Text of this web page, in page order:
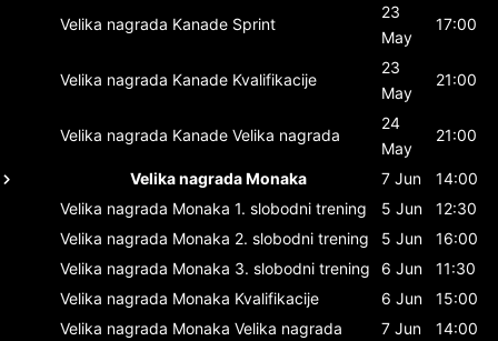
Velika nagrada Kanade Sprint
23
May
17:00
Velika nagrada Kanade Kvalifikacije
23
May
21:00
Velika nagrada Kanade Velika nagrada
24
May
21:00
Velika nagrada Monaka 7 Jun
14:00
Velika nagrada Monaka 1. slobodni trening 5 Jun
12:30
Velika nagrada Monaka 2. slobodni trening 5 Jun
16:00
Velika nagrada Monaka 3. slobodni trening 6 Jun
11:30
Velika nagrada Monaka Kvalifikacije 6 Jun
15:00
Velika nagrada Monaka Velika nagrada 7 Jun
14:00